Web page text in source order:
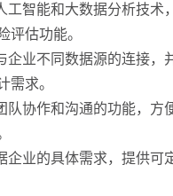
工智能和大数据分析技术
评估功能。
企业不同数据源的连接，
需求。
队协作和沟通的功能，方
企业的具体需求，提供可